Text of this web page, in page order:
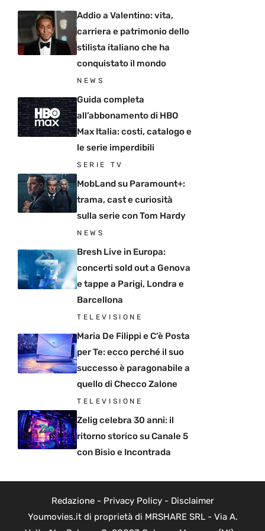
Addio a Valentino: vita,
carriera e patrimonio dello
stilista italiano che ha
conquistato il mondo
NEWS
Guida completa
all’abbonamento di HBO
Max Italia: costi, catalogo e
le serie imperdibili
SERIE TV
MobLand su Paramount+:
trama, cast e curiosità
sulla serie con Tom Hardy
NEWS
Bresh Live in Europa:
concerti sold out a Genova
e tappe a Parigi, Londra e
Barcellona
TELEVISIONE
Maria De Filippi e C’è Posta
per Te: ecco perché il suo
successo è paragonabile a
quello di Checco Zalone
TELEVISIONE
Zelig celebra 30 anni: il
ritorno storico su Canale 5
con Bisio e Incontrada
Redazione- Privacy Policy- Disclaimer
Youmovies.it di proprietà di MRSHARE SRL - Via A.